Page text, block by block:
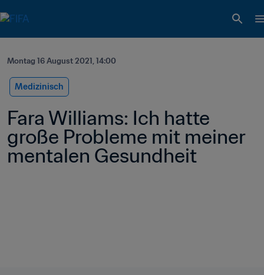
Montag 16 August 2021, 14:00
Medizinisch
Fara Williams: Ich hatte
große Probleme mit meiner
mentalen Gesundheit